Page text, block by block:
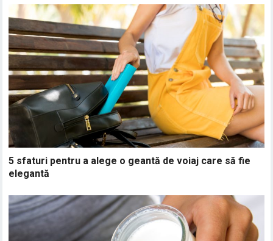
5 sfaturi pentru a alege o geantă de voiaj care să fie
elegantă